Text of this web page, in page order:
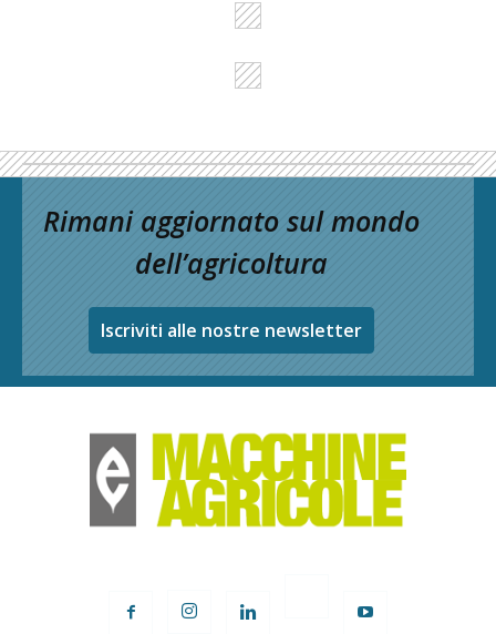
Rimani aggiornato sul mondo
dell’agricoltura
Iscriviti alle nostre newsletter